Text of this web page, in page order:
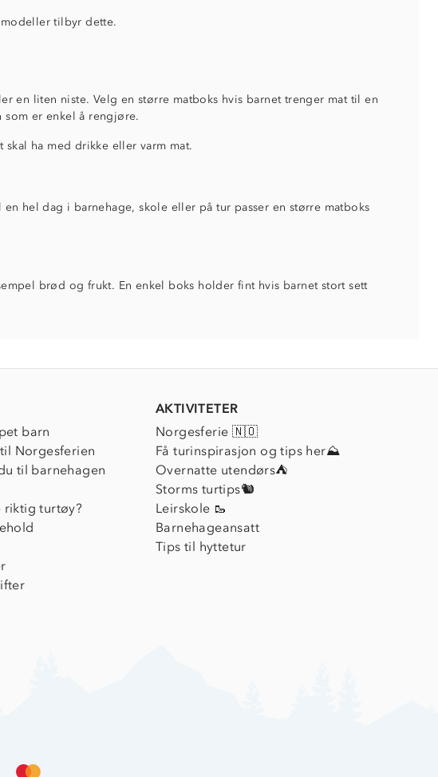
tilbyr dette.
en liten niste. Velg en større matboks hvis barnet trenger mat til en
er enkel å rengjøre.
skal ha med drikke eller varm mat.
hel dag i barnehage, skole eller på tur passer en større matboks
brød og frukt. En enkel boks holder fint hvis barnet stort sett
barn
Norgesferien
til barnehagen
riktig turtøy?
AKTIVITETER
Norgesferie 🇳🇴
Få turinspirasjon og tips her⛰
Overnatte utendørs⛺
Storms turtips🐿️
Leirskole 🥾
Barnehageansatt
Tips til hyttetur